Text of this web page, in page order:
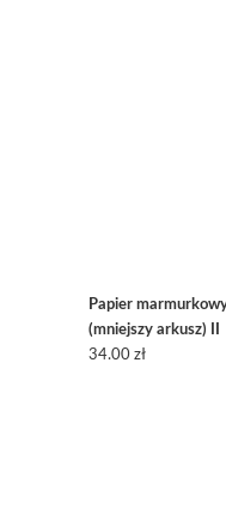
Papier
(mniejszy arkusz) II
34.00 zł